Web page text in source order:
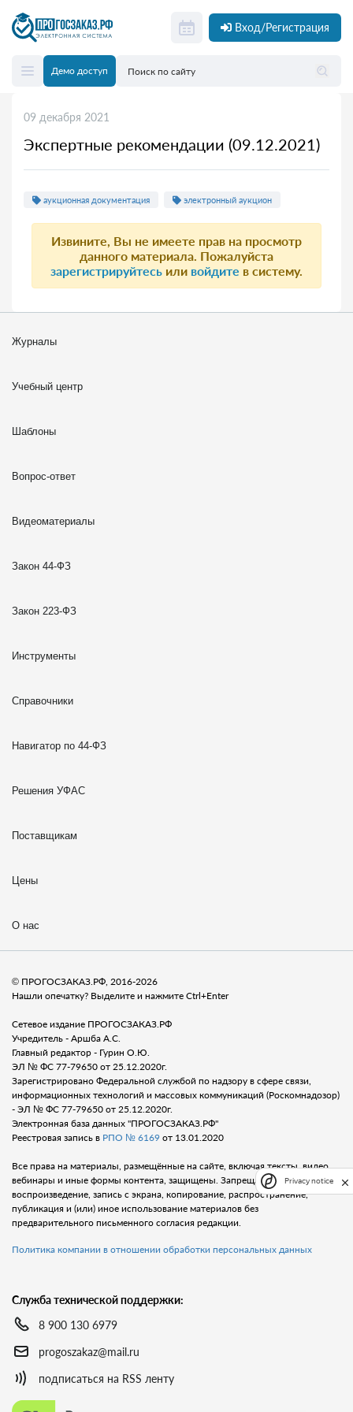
Вход/Регистрация
Демо доступ
09 декабря 2021
Экспертные рекомендации (09.12.2021)
аукционная документация электронный аукцион
Извините, Вы не имеете прав на просмотр
данного материала. Пожалуйста
зарегистрируйтесь или войдите в систему.
Журналы
Учебный центр
Шаблоны
Вопрос-ответ
Видеоматериалы
Закон 44-ФЗ
Закон 223-ФЗ
Инструменты
Справочники
Навигатор по 44-ФЗ
Решения УФАС
Поставщикам
Цены
О нас
© ПРОГОСЗАКАЗ.РФ, 2016-2026
Нашли опечатку? Выделите и нажмите Ctrl+Enter
Сетевое издание ПРОГОСЗАКАЗ.РФ
Учредитель - Аршба А.С.
Главный редактор - Гурин О.Ю.
ЭЛ № ФС 77-79650 от 25.12.2020г.
Зарегистрировано Федеральной службой по надзору в сфере связи,
информационных технологий и массовых коммуникаций (Роскомнадозор)
- ЭЛ № ФС 77-79650 от 25.12.2020г.
Электронная база данных "ПРОГОСЗАКАЗ.РФ"
Реестровая запись в РПО № 6169 от 13.01.2020
Все права на материалы, размещённые на сайте, включая тексты, видео,
вебинары и иные формы контента, защищены. Запрещается любое
воспроизведение, запись с экрана, копирование, распространение,
публикация и (или) иное использование материалов без
предварительного письменного согласия редакции.
Политика компании в отношении обработки персональных данных
Служба технической поддержки:
8 900 130 6979
progoszakaz@mail.ru
подписаться на RSS ленту
Privacy notice